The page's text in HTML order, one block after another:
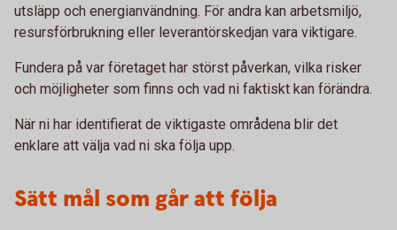
utsläpp och energianvändning. För andra kan arbetsmiljö,
resursförbrukning eller leverantörskedjan vara viktigare.
Fundera på var företaget har störst påverkan, vilka risker
och möjligheter som finns och vad ni faktiskt kan förändra.
När ni har identifierat de viktigaste områdena blir det
enklare att välja vad ni ska följa upp.
Sätt mål som går att följa